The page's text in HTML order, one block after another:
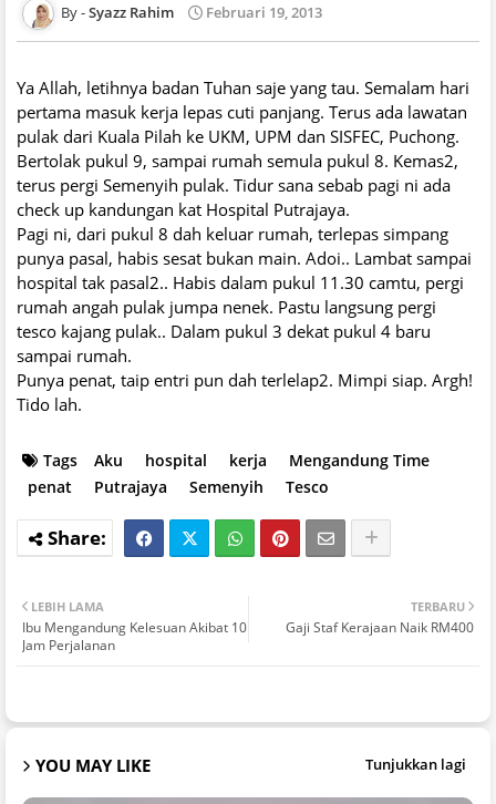
Syazz Rahim Februari 19, 2013
Ya Allah, letihnya badan Tuhan saje yang tau. Semalam hari
pertama masuk kerja lepas cuti panjang. Terus ada lawatan
pulak dari Kuala Pilah ke UKM, UPM dan SISFEC, Puchong.
Bertolak pukul 9, sampai rumah semula pukul 8. Kemas2,
terus pergi Semenyih pulak. Tidur sana sebab pagi ni ada
check up kandungan kat Hospital Putrajaya.
Pagi ni, dari pukul 8 dah keluar rumah, terlepas simpang
punya pasal, habis sesat bukan main. Adoi.. Lambat sampai
hospital tak pasal2.. Habis dalam pukul 11.30 camtu, pergi
rumah angah pulak jumpa nenek. Pastu langsung pergi
tesco kajang pulak.. Dalam pukul 3 dekat pukul 4 baru
sampai rumah.
Punya penat, taip entri pun dah terlelap2. Mimpi siap. Argh!
Tido lah.
Tags Aku hospital kerja
Mengandung Time
penat
Putrajaya Semenyih Tesco
TERBARU
Gaji Staf Kerajaan Naik RM400
LEBIH LAMA
Ibu Mengandung Kelesuan Akibat 10
Jam Perjalanan
YOU MAY LIKE Tunjukkan lagi